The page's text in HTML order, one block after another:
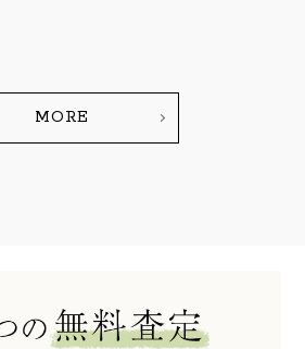
MORE